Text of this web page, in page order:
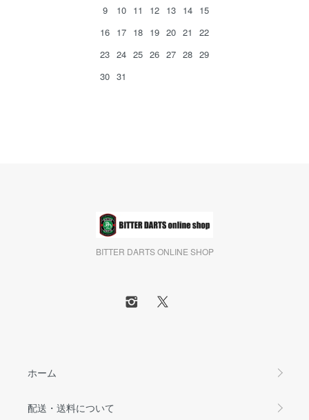
9
10 11 12 13 14 15
16 17 18 19 20 21
22
23 24 25 26 27 28 29
30 31
BITTER DARTS ONLINE SHOP
ホーム
配送・送料について